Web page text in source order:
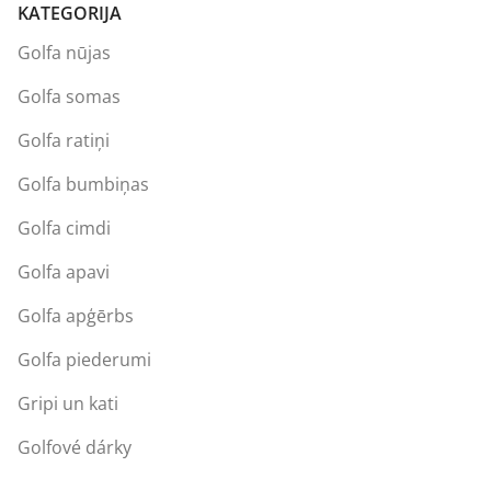
KATEGORIJA
Golfa nūjas
Golfa somas
Golfa ratiņi
Golfa bumbiņas
Golfa cimdi
Golfa apavi
Golfa apģērbs
Golfa piederumi
Gripi un kati
Golfové dárky